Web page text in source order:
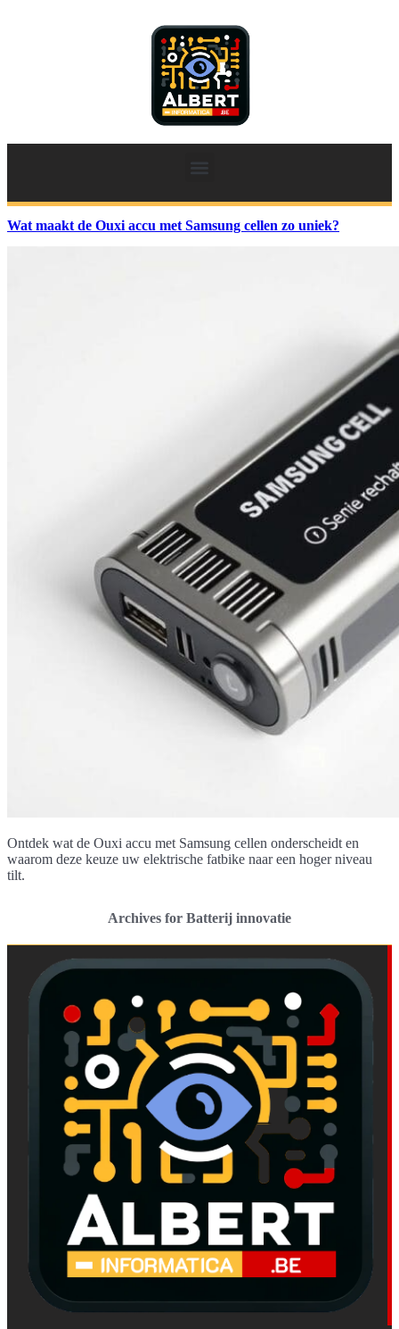
Wat maakt de Ouxi accu met Samsung cellen zo uniek?
Ontdek wat de Ouxi accu met Samsung cellen onderscheidt en
waarom deze keuze uw elektrische fatbike naar een hoger niveau
tilt.
Archives for Batterij innovatie